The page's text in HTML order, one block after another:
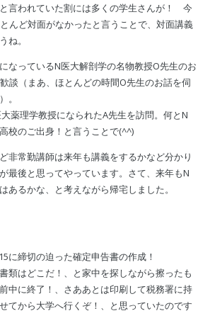
言われていた割には多くの学生さんが！ 今
んど対面がなかったと言うことで、対面講義
ね。
なっているN医大解剖学の名物教授O先生のお
談（まあ、ほとんどの時間O先生のお話を伺
。
薬理学教授になられたA先生を訪問。何とN
校のご出身！と言うことで(^^)
非常勤講師は来年も講義をするかなど分かり
最後と思ってやっています。さて、来年もN
あるかな、と考えながら帰宅しました。
に締切の迫った確定申告書の作成！
類はどこだ！、と家中を探しながら擦ったも
中に終了！、さああとは印刷して税務署に持
てから大学へ行くぞ！、と思っていたのです